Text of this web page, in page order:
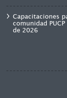
Capacitaciones
comunidad
de 2026